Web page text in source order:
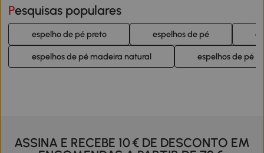
Pesquisas populares
espelho de pé preto espelhos de pé
espelhos de pé madeira natural espelhos de pé
ASSINA E RECEBE 10 € DE DESCONTO EM